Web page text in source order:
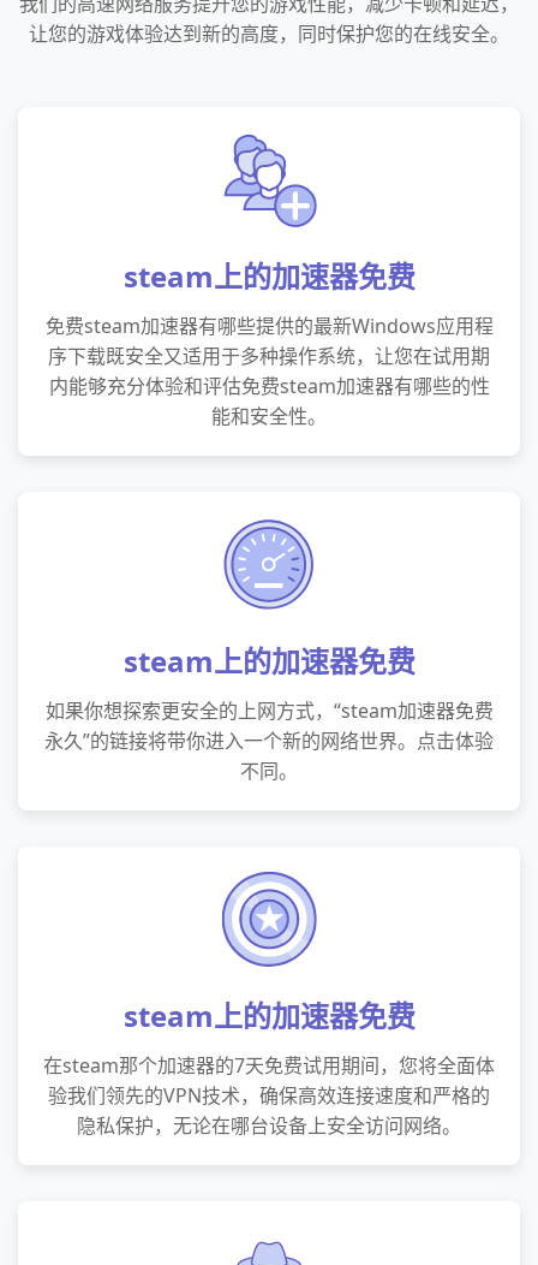
让您的游戏体验达到新的高度，同时保护您的在线安全。
steam上的加速器免费
免费steam加速器有哪些提供的最新Windows应用程
序下载既安全又适用于多种操作系统，让您在试用期
内能够充分体验和评估免费steam加速器有哪些的性
能和安全性。
steam上的加速器免费
如果你想探索更安全的上网方式，“steam加速器免费
永久”的链接将带你进入一个新的网络世界。点击体验
不同。
steam上的加速器免费
在steam那个加速器的7天免费试用期间，您将全面体
验我们领先的VPN技术，确保高效连接速度和严格的
隐私保护，无论在哪台设备上安全访问网络。